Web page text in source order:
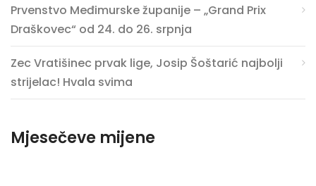
Prvenstvo Međimurske županije – „Grand Prix
Draškovec“ od 24. do 26. srpnja
Zec Vratišinec prvak lige, Josip Šoštarić najbolji
strijelac! Hvala svima
Mjesečeve mijene